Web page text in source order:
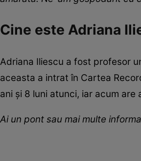
Cine este Adriana
Adriana Iliescu a fost profesor
aceasta a intrat în Cartea
ani și 8 luni atunci, iar acum are
Ai un pont sau mai multe